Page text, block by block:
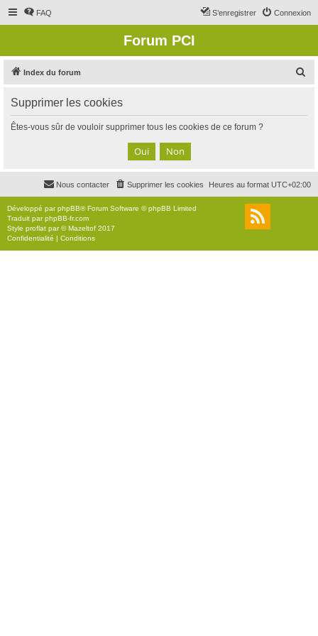
FAQ Connexion
S’enregistrer
Forum PCI
Index du forum
c
Supprimer les cookies
Êtes-vous sûr de vouloir supprimer tous les cookies de ce forum ?
Heures au format UTC+02:00
Supprimer les cookies
Nous contacter
Développé parphpBB® Forum Software © phpBB Limited
Traduit parphpBB-fr.com
Style proflat par ©Mazeltof 2017
Confidentialité | Conditions